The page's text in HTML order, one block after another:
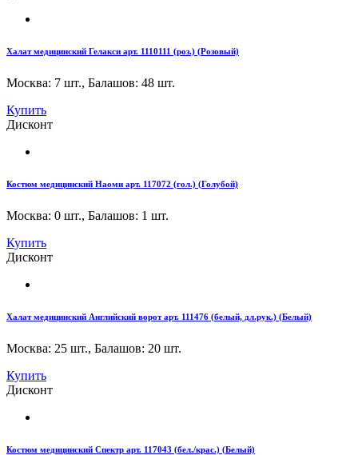
Халат медицинский Гелакси арт. 1110111 (роз.) (Розовый)
Москва: 7 шт., Балашов: 48 шт.
Купить
Дисконт
Костюм медицинский Наоми арт. 117072 (гол.) (Голубой)
Москва: 0 шт., Балашов: 1 шт.
Купить
Дисконт
Халат медицинский Английский ворот арт. 111476 (белый, дл.рук.) (Белый)
Москва: 25 шт., Балашов: 20 шт.
Купить
Дисконт
Костюм медицинский Спектр арт. 117043 (бел./крас.) (Белый)